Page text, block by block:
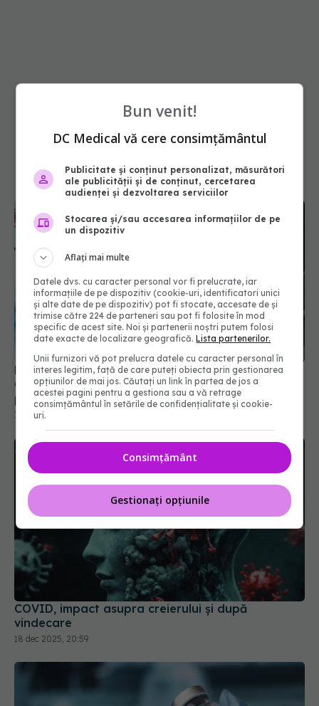
Medicii avertizează: FLiRT, FLuQE și LB.1, variante
COVID-19, se răspândesc. "Au modificări în
proteina spike. Ignoră imunitatea de la vaccin
sau infectarea anterioară
10 iul 2024, 20:12
COVID, impact asupra creierului și după
vindecare
18 dec 2025, 20:59
Bun venit!
DC Medical vă cere consimțământul
Publicitate și conținut personalizat, măsurători
ale publicității și de conținut, cercetarea
audienței și dezvoltarea serviciilor
Stocarea și/sau accesarea informațiilor de pe
un dispozitiv
Aflați mai multe
Datele dvs. cu caracter personal vor fi prelucrate, iar
informațiile de pe dispozitiv (cookie-uri, identificatori unici
și alte date de pe dispozitiv) pot fi stocate, accesate de și
trimise către 224 de parteneri sau pot fi folosite în mod
specific de acest site. Noi și partenerii noștri putem folosi
date exacte de localizare geografică.Lista partenerilor.
Unii furnizori vă pot prelucra datele cu caracter personal în
interes legitim, față de care puteți obiecta prin gestionarea
opțiunilor de mai jos. Căutați un link în partea de jos a
acestei pagini pentru a gestiona sau a vă retrage
consimțământul în setările de confidențialitate și cookie-
uri.
Consimțământ
Gestionați opțiunile